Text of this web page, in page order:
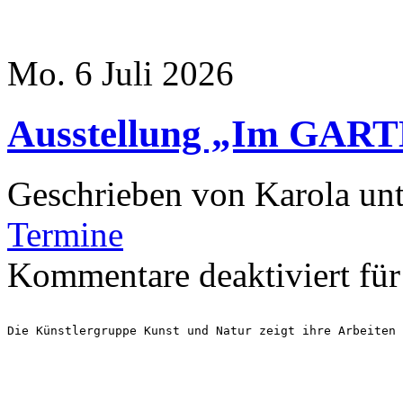
Mo. 6 Juli 2026
Ausstellung „Im
Geschrieben von Karola
Termine
Kommentare deaktiviert
Die Künstlergruppe Kunst und Natur zeigt ihre Arbeiten